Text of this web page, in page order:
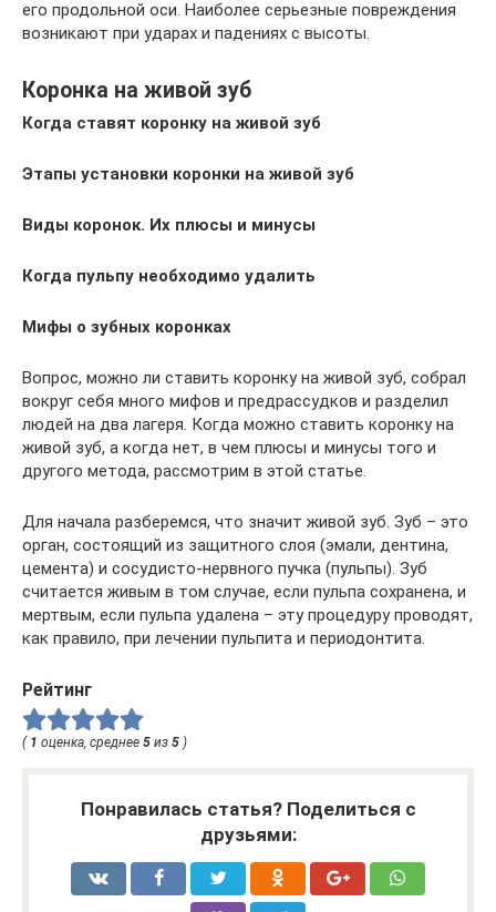
его продольной оси. Наиболее серьезные повреждения
возникают при ударах и падениях с высоты.
Коронка на живой зуб
Когда ставят коронку на живой зуб
Этапы установки коронки на живой зуб
Виды коронок. Их плюсы и минусы
Когда пульпу необходимо удалить
Мифы о зубных коронках
Вопрос, можно ли ставить коронку на живой зуб, собрал
вокруг себя много мифов и предрассудков и разделил
людей на два лагеря. Когда можно ставить коронку на
живой зуб, а когда нет, в чем плюсы и минусы того и
другого метода, рассмотрим в этой статье.
Для начала разберемся, что значит живой зуб. Зуб – это
орган, состоящий из защитного слоя (эмали, дентина,
цемента) и сосудисто-нервного пучка (пульпы). Зуб
считается живым в том случае, если пульпа сохранена, и
мертвым, если пульпа удалена – эту процедуру проводят,
как правило, при лечении пульпита и периодонтита.
Рейтинг
( 1 оценка, среднее 5 из 5 )
Понравилась статья? Поделиться с
друзьями: